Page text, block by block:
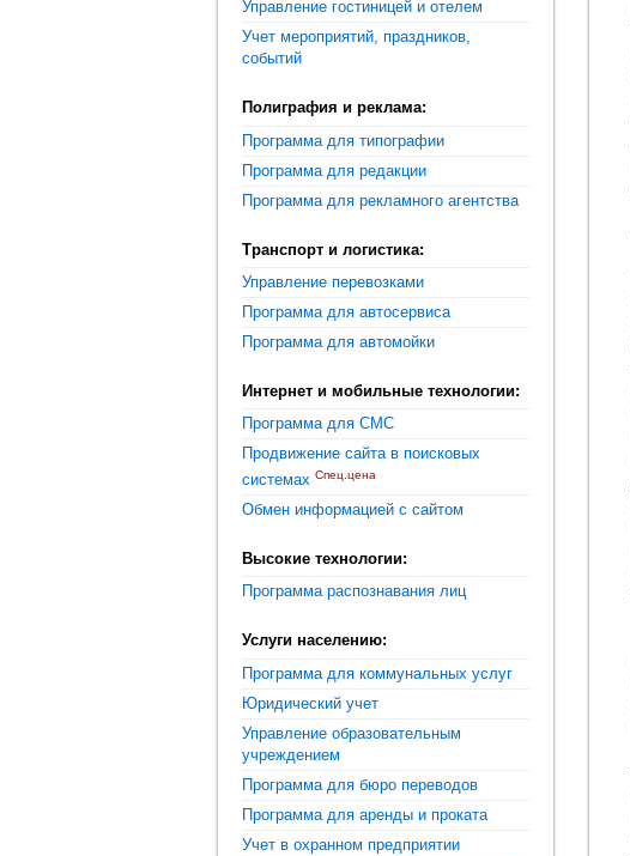
Управление гостиницей и отелем
Учет мероприятий, праздников,
событий
Полиграфия и реклама:
Программа для типографии
Программа для редакции
Программа для рекламного агентства
Транспорт и логистика:
Управление перевозками
Программа для автосервиса
Программа для автомойки
Интернет и мобильные технологии:
Программа для СМС
Продвижение сайта в поисковых
системах Спец.цена
Обмен информацией с сайтом
Высокие технологии:
Программа распознавания лиц
Услуги населению:
Программа для коммунальных услуг
Юридический учет
Управление образовательным
учреждением
Программа для бюро переводов
Программа для аренды и проката
Учет в охранном предприятии